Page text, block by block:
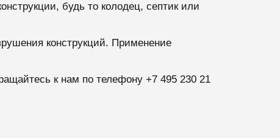
будь то колодец, септик или
конструкций. Применение
к нам по телефону +7 495 230 21